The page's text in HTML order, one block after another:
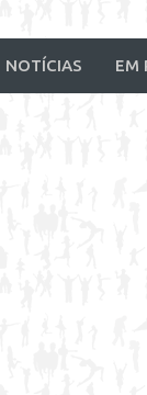
NOTÍCIAS EM